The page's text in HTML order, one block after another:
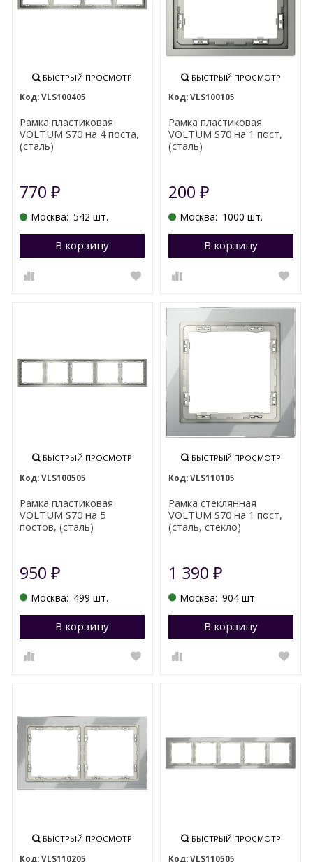
БЫСТРЫЙ ПРОСМОТР
VLS100405
Рамка пластиковая
VOLTUM S70 на 4 поста,
(сталь)
770₽
Москва: 542 шт.
В корзину Перейти в корзину
БЫСТРЫЙ ПРОСМОТР
VLS100105
Рамка пластиковая
VOLTUM S70 на 1 пост,
(сталь)
200 ₽
Москва: 1000 шт.
В корзину
БЫСТРЫЙ ПРОСМОТР
VLS100505
Рамка пластиковая
VOLTUM S70 на 5
постов, (сталь)
950₽
Москва: 499 шт.
В корзину Перейти в корзину
БЫСТРЫЙ ПРОСМОТР
VLS110105
Рамка стеклянная
VOLTUM S70 на 1 пост,
(сталь, стекло)
1 390 ₽
Москва: 904 шт.
В корзину
БЫСТРЫЙ ПРОСМОТР
VLS110205
БЫСТРЫЙ ПРОСМОТР
VLS110505